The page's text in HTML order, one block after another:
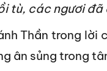
tù, các ngươi đã
Thần trong
ân sủng trong